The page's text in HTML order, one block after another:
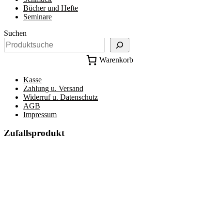
Bücher und Hefte
Seminare
Suchen
Warenkorb
Kasse
Zahlung u. Versand
Widerruf u. Datenschutz
AGB
Impressum
Zufallsprodukt